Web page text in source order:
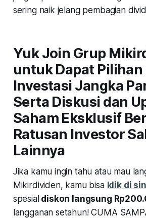
sering naik jelang pembagian
Yuk Join Grup
untuk Dapat Pilihan
Investasi Jangka
Serta Diskusi dan
Saham Eksklusif
Ratusan Investor
Lainnya
Jika kamu ingin tahu atau mau
Mikirdividen, kamu bisa klik di
spesialdiskon langsung
langganan setahun! CUMA